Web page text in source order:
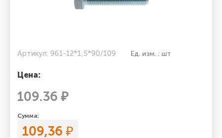
Артикул: 961-12*1,5*90/109 Ед. изм. : шт
Цена:
109.36 ₽
Сумма:
109,36 ₽